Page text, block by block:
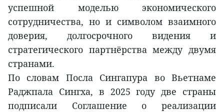
успешной моделью экономического
сотрудничества, но и символом взаимного
доверия, долгосрочного видения и
стратегического партнёрства между двумя
странами.
По словам Посла Сингапура во Вьетнаме
Раджпала Сингха, в 2025 году две страны
подписали Соглашение о реализации